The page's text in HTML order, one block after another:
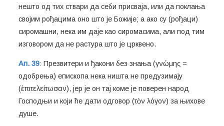
нешто од тих ствари да себи присваја, или да поклања
својим рођацима оно што је Божије; а ако су (рођаци)
сиромашни, нека им даје као сиромасима, али под тим
изговором да не растура што је црквено.
Ап. 39: Презвитери и ђакони без знања (γνώμης =
одобрења) епископа нека ништа не предузимају
(ἐπιτελείτωσαν), јер је он тај коме је поверен народ
Господњи и који ће дати одговор (τὸν λόγον) за њихове
душе.